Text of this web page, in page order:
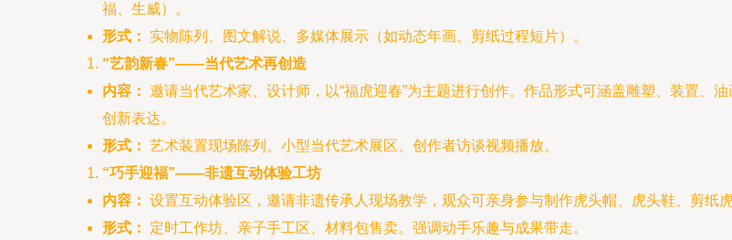
福、生威）。
形式：
实物陈列、图文解说、多媒体展示（如动态年画、剪纸过程短片）。
“艺韵新春”——当代艺术再创造
内容： 邀请当代艺术家、设计师，以“福虎迎春”为主题进行创作。作品形式可涵盖雕塑、装置、
创新表达。
形式： 艺术装置现场陈列、小型当代艺术展区、创作者访谈视频播放。
“巧手迎福”——非遗互动体验工坊
内容： 设置互动体验区，邀请非遗传承人现场教学，观众可亲身参与制作虎头帽、虎头鞋、剪纸
形式：
定时工作坊、亲子手工区、材料包售卖。强调动手乐趣与成果带走。